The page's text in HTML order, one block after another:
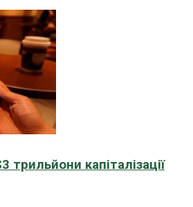
капіталізації